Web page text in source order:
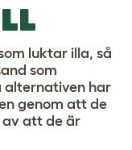
luktar illa, så
som
alternativen har
genom att de
av att de är